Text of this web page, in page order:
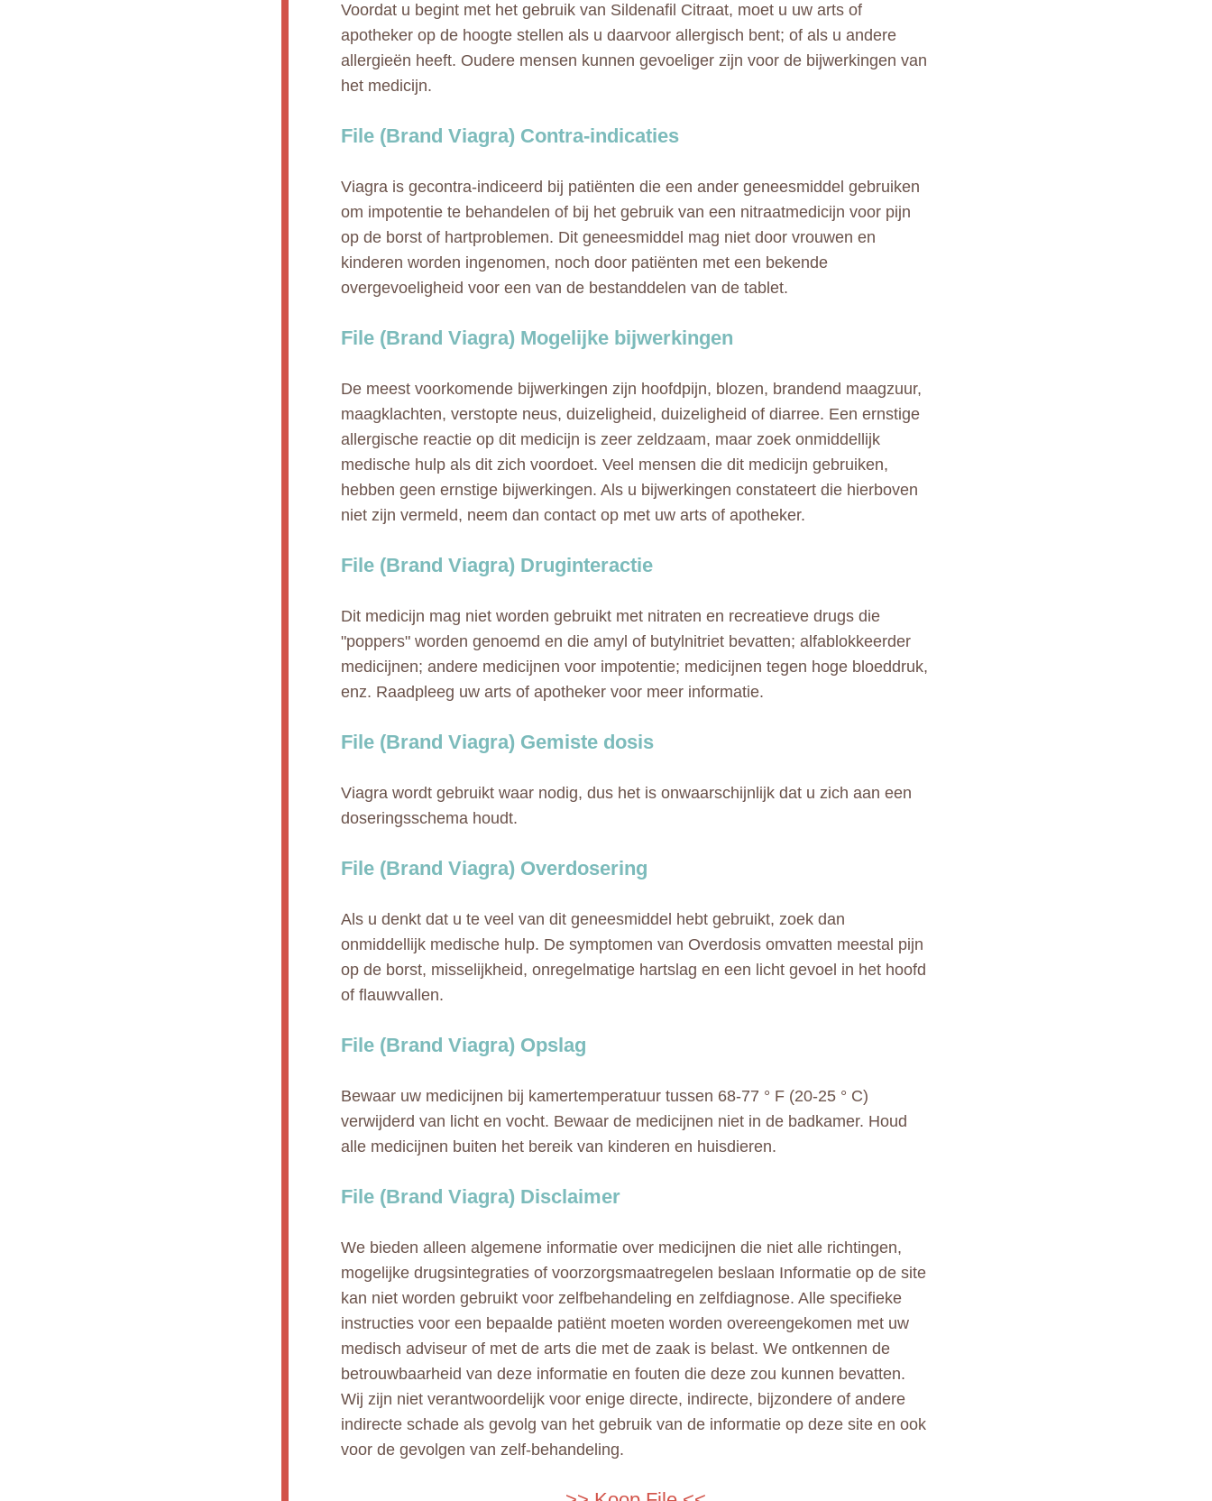
Voordat u begint met het gebruik van Sildenafil Citraat, moet u uw arts of
apotheker op de hoogte stellen als u daarvoor allergisch bent; of als u andere
allergieën heeft. Oudere mensen kunnen gevoeliger zijn voor de bijwerkingen van
het medicijn.
File (Brand Viagra) Contra-indicaties
Viagra is gecontra-indiceerd bij patiënten die een ander geneesmiddel gebruiken
om impotentie te behandelen of bij het gebruik van een nitraatmedicijn voor pijn
op de borst of hartproblemen. Dit geneesmiddel mag niet door vrouwen en
kinderen worden ingenomen, noch door patiënten met een bekende
overgevoeligheid voor een van de bestanddelen van de tablet.
File (Brand Viagra) Mogelijke bijwerkingen
De meest voorkomende bijwerkingen zijn hoofdpijn, blozen, brandend maagzuur,
maagklachten, verstopte neus, duizeligheid, duizeligheid of diarree. Een ernstige
allergische reactie op dit medicijn is zeer zeldzaam, maar zoek onmiddellijk
medische hulp als dit zich voordoet. Veel mensen die dit medicijn gebruiken,
hebben geen ernstige bijwerkingen. Als u bijwerkingen constateert die hierboven
niet zijn vermeld, neem dan contact op met uw arts of apotheker.
File (Brand Viagra) Druginteractie
Dit medicijn mag niet worden gebruikt met nitraten en recreatieve drugs die
"poppers" worden genoemd en die amyl of butylnitriet bevatten; alfablokkeerder
medicijnen; andere medicijnen voor impotentie; medicijnen tegen hoge bloeddruk,
enz. Raadpleeg uw arts of apotheker voor meer informatie.
File (Brand Viagra) Gemiste dosis
Viagra wordt gebruikt waar nodig, dus het is onwaarschijnlijk dat u zich aan een
doseringsschema houdt.
File (Brand Viagra) Overdosering
Als u denkt dat u te veel van dit geneesmiddel hebt gebruikt, zoek dan
onmiddellijk medische hulp. De symptomen van Overdosis omvatten meestal pijn
op de borst, misselijkheid, onregelmatige hartslag en een licht gevoel in het hoofd
of flauwvallen.
File (Brand Viagra) Opslag
Bewaar uw medicijnen bij kamertemperatuur tussen 68-77 ° F (20-25 ° C)
verwijderd van licht en vocht. Bewaar de medicijnen niet in de badkamer. Houd
alle medicijnen buiten het bereik van kinderen en huisdieren.
File (Brand Viagra) Disclaimer
We bieden alleen algemene informatie over medicijnen die niet alle richtingen,
mogelijke drugsintegraties of voorzorgsmaatregelen beslaan Informatie op de site
kan niet worden gebruikt voor zelfbehandeling en zelfdiagnose. Alle specifieke
instructies voor een bepaalde patiënt moeten worden overeengekomen met uw
medisch adviseur of met de arts die met de zaak is belast. We ontkennen de
betrouwbaarheid van deze informatie en fouten die deze zou kunnen bevatten.
Wij zijn niet verantwoordelijk voor enige directe, indirecte, bijzondere of andere
indirecte schade als gevolg van het gebruik van de informatie op deze site en ook
voor de gevolgen van zelf-behandeling.